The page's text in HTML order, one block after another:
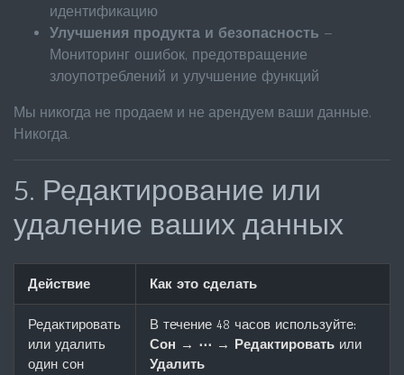
идентификацию
Улучшения продукта и безопасность –
Мониторинг ошибок, предотвращение
злоупотреблений и улучшение функций
Мы никогда не продаем и не арендуем ваши данные.
Никогда.
5. Редактирование или
удаление ваших данных
Действие Как это сделать
Редактировать
или удалить
один сон
В течение 48 часов используйте:
Сон → ⋯ → Редактировать или
Удалить